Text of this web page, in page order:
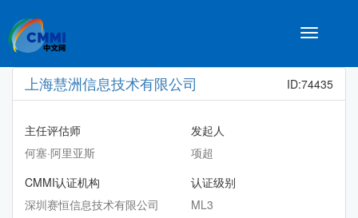
Toggle
上海慧洲信息技术有限公司 ID:74435
主任评估师
何塞·阿里亚斯
发起人
项超
CMMI认证机构
深圳赛恒信息技术有限公司
认证级别
ML3